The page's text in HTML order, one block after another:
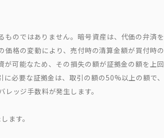
のではありません。暗号資産は、代価の弁済を
格の変動により、売付時の清算金額が買付時の
可能なため、その損失の額が証拠金の額を上回
必要な証拠金は、取引の額の50%以上の額で、
ッジ手数料が発生します。
ます。